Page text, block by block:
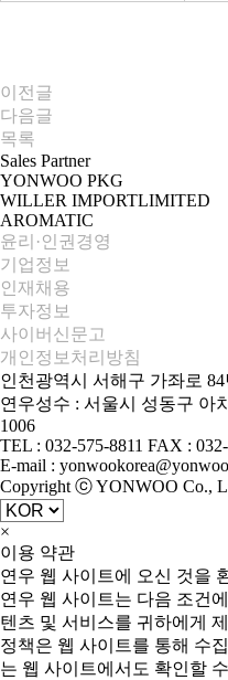
이전글
다음글
목록
Sales Partner
YONWOO PKG
WILLER IMPORTLIMITED
AROMATIC
윤리·인권경영
기업정보
인재채용
투자정보
사이버신문고
개인정보처리방침
인천광역시 서해구 가좌로
연우성수 : 서울시 성동구 아
1006
TEL : 032-575-8811 FAX :
E-mail :
Copyright ⓒ YONWOO Co.,
×
이용 약관
연우 웹 사이트에 오신 것을
연우 웹 사이트는 다음 조건
텐츠 및 서비스를 귀하에게
정책은 웹 사이트를 통해 수
는 웹 사이트에서도 확인할